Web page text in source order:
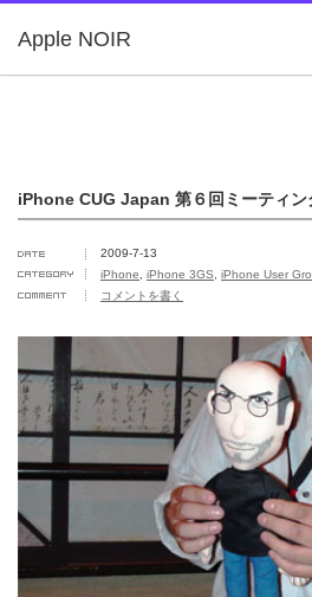
Apple NOIR
iPhone CUG Japan 第６回ミーティン
2009-7-13
iPhone
iPhone 3GS iPhone User
コメントを書く